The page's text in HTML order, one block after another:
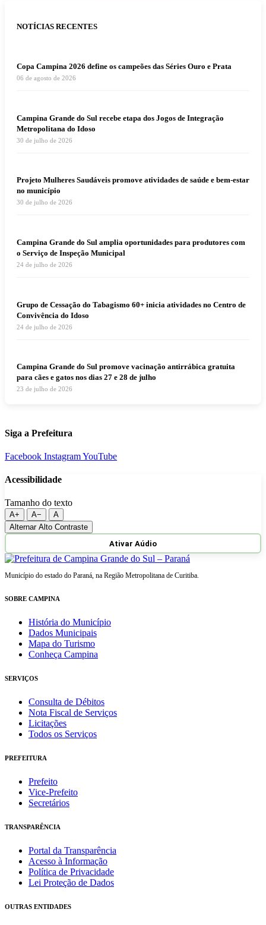
NOTÍCIAS RECENTES
Copa Campina 2026 define os campeões das Séries Ouro e Prata
06 de agosto de 2026
Campina Grande do Sul recebe etapa dos Jogos de Integração
Metropolitana do Idoso
30 de julho de 2026
Projeto Mulheres Saudáveis promove atividades de saúde e bem-estar
no município
30 de julho de 2026
Campina Grande do Sul amplia oportunidades para produtores com
o Serviço de Inspeção Municipal
24 de julho de 2026
Grupo de Cessação do Tabagismo 60+ inicia atividades no Centro de
Convivência do Idoso
24 de julho de 2026
Campina Grande do Sul promove vacinação antirrábica gratuita
para cães e gatos nos dias 27 e 28 de julho
23 de julho de 2026
Siga a Prefeitura
Facebook InstagramYouTube
Acessibilidade
Tamanho do texto
A+ A−
A
Alternar Alto Contraste
Ativar Aúdio
Município do estado do Paraná, na Região Metropolitana de Curitiba.
SOBRE CAMPINA
História do Município
Dados Municipais
Mapa do Turismo
Conheça Campina
SERVIÇOS
Consulta de Débitos
Nota Fiscal de Serviços
Licitações
Todos os Serviços
PREFEITURA
Prefeito
Vice-Prefeito
Secretários
TRANSPARÊNCIA
Portal da Transparência
Acesso à Informação
Política de Privacidade
Lei Proteção de Dados
OUTRAS ENTIDADES